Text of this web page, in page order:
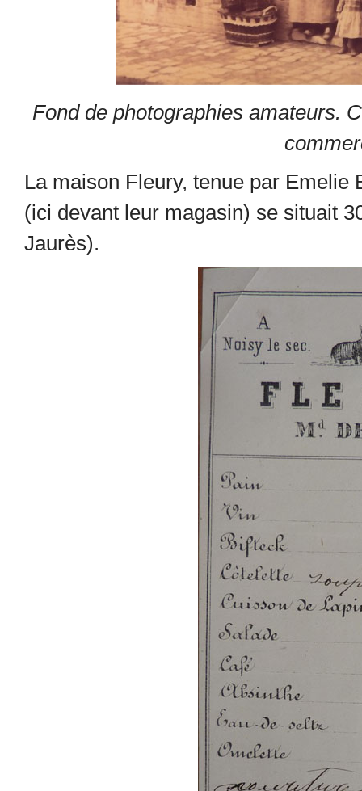
Fond de photographies amateurs.
La maison Fleury, tenue par
(ici devant leur magasin) se situait
Jaurès).